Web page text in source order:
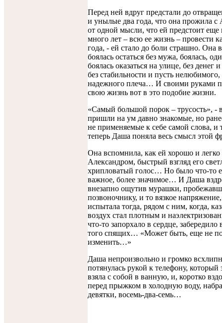
Перед ней вдруг предстали до
и унылые два года, что она прожила
от одной мысли, что ей предстоит еще
много лет – всю ее жизнь – провести
года, - ей стало до боли страшно. Она
боялась остаться без мужа, боялась,
боялась оказаться на улице, без денег
без стабильности и пусть нелюбимого,
надежного плеча… И своими руками
свою жизнь вот в это подобие жизни.
«Самый большой порок – трусость», -
пришли на ум давно знакомые, но
не применяемые к себе самой слова, и
теперь Даша поняла весь смысл этой
Она вспомнила, как ей хорошо и
Александром, быстрый взгляд его
хрипловатый голос… Но было что-то
важное, более значимое… И Даша
внезапно ощутив мурашки,
позвоночнику, и то вязкое
испытала тогда, рядом с ним, когда,
воздух стал плотным и
что-то запорхало в сердце, забередило
того спящих… «Может быть, еще не
изменить…»
Даша непроизвольно и громко
потянулась рукой к телефону, который
взяла с собой в ванную, и, коротко
перед прыжком в холодную воду,
девятки, восемь-два-семь…